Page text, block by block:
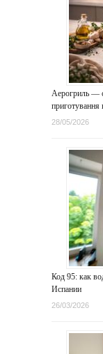
Аерогриль —
приготування
28/05/2026
Код 95: как
Испании
26/03/2026